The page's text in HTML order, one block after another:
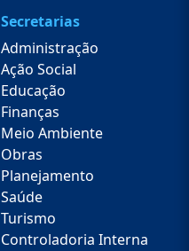
Secretarias
Administração
Ação Social
Educação
Finanças
Meio Ambiente
Obras
Planejamento
Saúde
Turismo
Controladoria Interna